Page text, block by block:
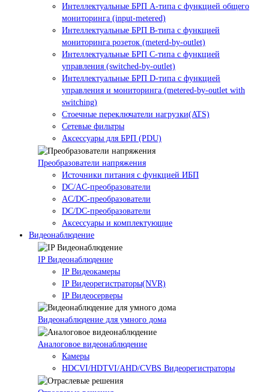
Интеллектуальные БРП А-типа с функцией общего
мониторинга (input-metered)
Интеллектуальные БРП B-типа с функцией
мониторинга розеток (meterd-by-outlet)
Интеллектуальные БРП C-типа с функцией
управления (switched-by-outlet)
Интеллектуальные БРП D-типа с функцией
управления и мониторинга (metered-by-outlet with
switching)
Стоечные переключатели нагрузки(ATS)
Сетевые фильтры
Аксессуары для БРП (PDU)
Преобразователи напряжения
Источники питания c функцией ИБП
DC/AC-преобразователи
AC/DC-преобразователи
DC/DC-преобразователи
Аксессуары и комплектующие
Видеонаблюдение
IP Видеонаблюдение
IP Видеокамеры
IP Видеорегистраторы(NVR)
IP Видеосерверы
Видеонаблюдение для умного дома
Аналоговое видеонаблюдение
Камеры
HDCVI/HDTVI/AHD/CVBS Видеорегистраторы